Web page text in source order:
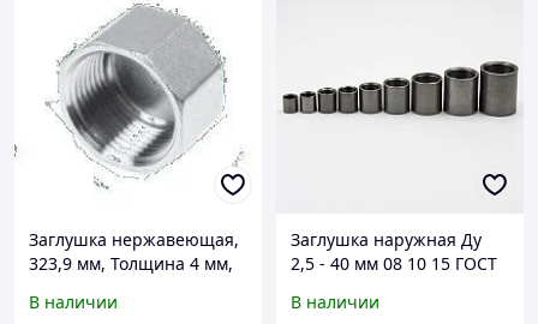
Заглушка нержавеющая,
323,9 мм, Толщина 4 мм,
В наличии
Заглушка наружная Ду
2,5 - 40 мм 08 10 15 ГОСТ
В наличии